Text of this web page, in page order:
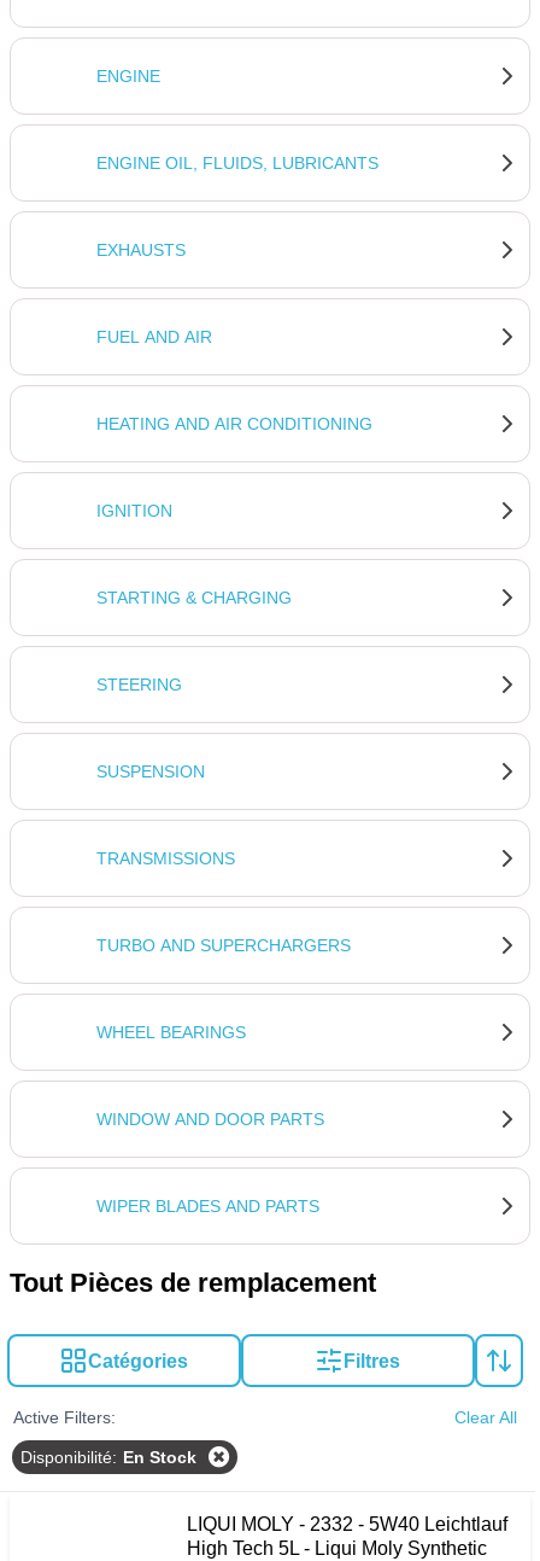
ENGINE
ENGINE OIL, FLUIDS, LUBRICANTS
EXHAUSTS
FUEL AND AIR
HEATING AND AIR CONDITIONING
IGNITION
STARTING & CHARGING
STEERING
SUSPENSION
TRANSMISSIONS
TURBO AND SUPERCHARGERS
WHEEL BEARINGS
WINDOW AND DOOR PARTS
WIPER BLADES AND PARTS
Tout Pièces de remplacement
Catégories Filtres
Active Filters: Clear All
Disponibilité: En Stock
LIQUI MOLY - 2332 - 5W40 Leichtlauf
High Tech 5L - Liqui Moly Synthetic